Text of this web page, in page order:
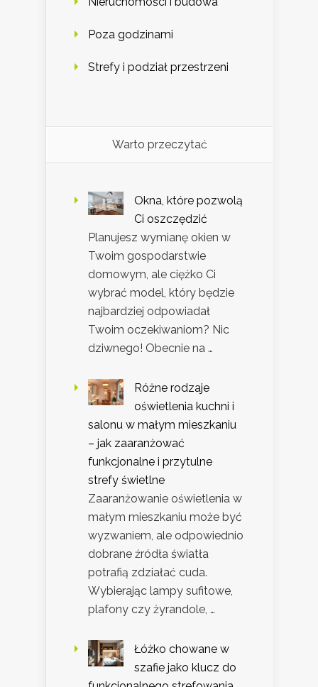
Poza godzinami
Strefy i podział przestrzeni
Warto przeczytać
Okna, które pozwolą
Ci oszczędzić
Planujesz wymianę okien w
Twoim gospodarstwie
domowym, ale ciężko Ci
wybrać model, który będzie
najbardziej odpowiadał
Twoim oczekiwaniom? Nic
dziwnego! Obecnie na …
Różne rodzaje
oświetlenia kuchni i
salonu w małym mieszkaniu
– jak zaaranżować
funkcjonalne i przytulne
strefy świetlne
Zaaranżowanie oświetlenia w
małym mieszkaniu może być
wyzwaniem, ale odpowiednio
dobrane źródła światła
potrafią zdziałać cuda.
Wybierając lampy sufitowe,
plafony czy żyrandole, …
Łóżko chowane w
szafie jako klucz do